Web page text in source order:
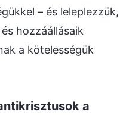
– és leleplezzük,
hozzáállásaik
a kötelességük
a